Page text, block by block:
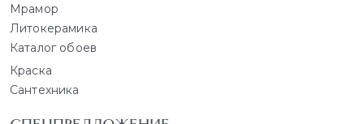
Мрамор
Литокерамика
Каталог обоев
Краска
Сантехника